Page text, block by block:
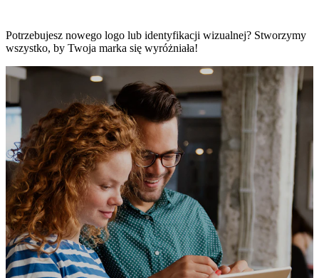
Potrzebujesz nowego logo lub identyfikacji wizualnej? Stworzymy
wszystko, by Twoja marka się wyróżniała!